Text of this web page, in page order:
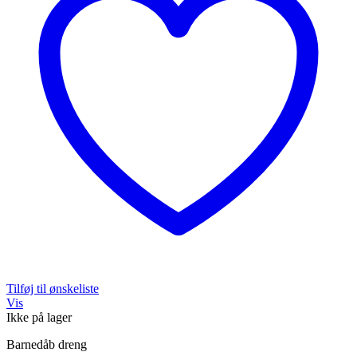
Tilføj til ønskeliste
Vis
Ikke på lager
Barnedåb dreng